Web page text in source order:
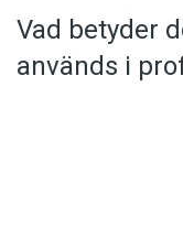
Vad betyder
används i